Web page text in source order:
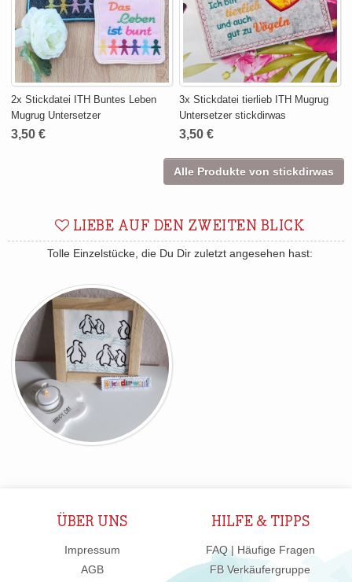
2x Stickdatei ITH Buntes Leben
Mugrug Untersetzer
3,50 €
3x Stickdatei tierlieb ITH Mugrug
Untersetzer stickdirwas
3,50 €
Alle Produkte von stickdirwas
LIEBE AUF DEN ZWEITEN BLICK
Tolle Einzelstücke, die Du Dir zuletzt angesehen hast:
ÜBER UNS
Impressum
AGB
HILFE & TIPPS
FAQ | Häufige Fragen
FB Verkäufergruppe